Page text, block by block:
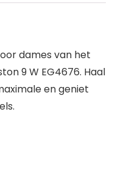
dames van het
9 W EG4676. Haal
en geniet